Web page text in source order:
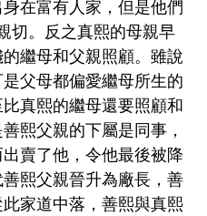
在富有人家，但是他們
切。反之真熙的母親早
繼母和父親照顧。雖說
父母都偏愛繼母所生的
真熙的繼母還要照顧和
熙父親的下屬是同事，
賣了他，令他最後被降
熙父親晉升為廠長，善
家道中落，善熙與真熙